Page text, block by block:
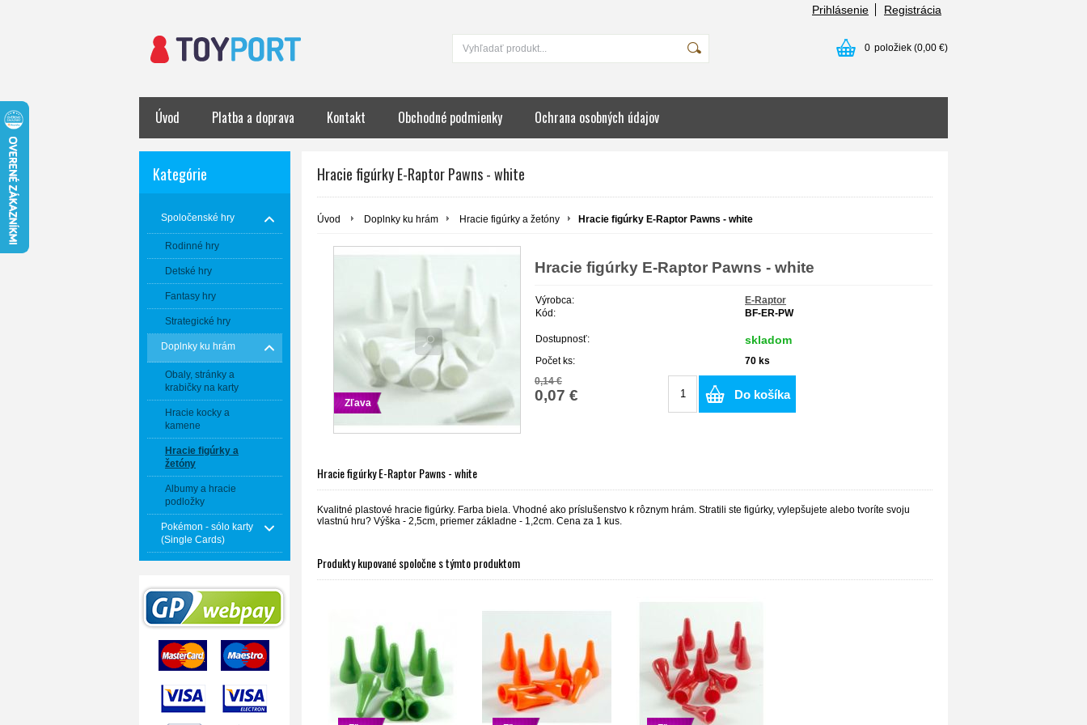
Prihlásenie Registrácia
0 položiek (0,00 €)
Úvod Platba a doprava Kontakt Obchodné podmienky Ochrana osobných údajov
Kategórie
Spoločenské hry
Rodinné hry
Detské hry
Fantasy hry
Strategické hry
Doplnky ku hrám
Obaly, stránky a
krabičky na karty
Hracie kocky a
kamene
Hracie figúrky a
žetóny
Albumy a hracie
podložky
Pokémon - sólo karty
(Single Cards)
Hracie figúrky E-Raptor Pawns - white
Úvod Doplnky ku hrám Hracie figúrky a žetóny Hracie figúrky E-Raptor Pawns - white
Zľava
Hracie figúrky E-Raptor Pawns - white
Výrobca:
E-Raptor
Kód:
BF-ER-PW
Dostupnosť: skladom
Počet ks: 70 ks
0,14 €
0,07 € Do košíka
Hracie figúrky E-Raptor Pawns - white
Kvalitné plastové hracie figúrky. Farba biela. Vhodné ako príslušenstvo k rôznym hrám. Stratili ste figúrky, vylepšujete alebo tvoríte svoju
vlastnú hru? Výška - 2,5cm, priemer základne - 1,2cm. Cena za 1 kus.
Produkty kupované spoločne s týmto produktom